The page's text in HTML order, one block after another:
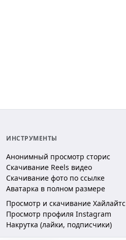
ИНСТРУМЕНТЫ
Анонимный просмотр сторис
Скачивание Reels видео
Скачивание фото по ссылке
Аватарка в полном размере
Просмотр и скачивание Хайлайтс
Просмотр профиля Instagram
Накрутка (лайки, подписчики)